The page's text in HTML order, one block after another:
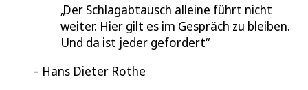
Der Schlagabtausch alleine führt nicht
weiter. Hier gilt es im Gespräch zu bleiben.
Und da ist jeder gefordert
Hans Dieter Rothe